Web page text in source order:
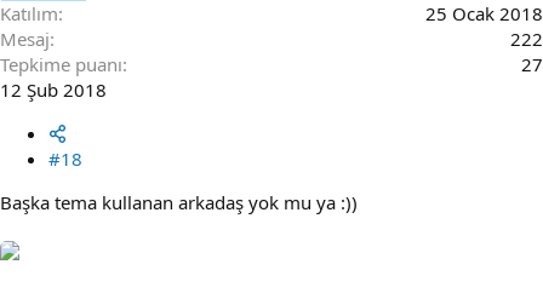
Katılım
25 Ocak 2018
Mesaj
222
Tepkime puanı
27
12 Şub 2018
#18
Başka tema kullanan arkadaş yok mu ya :))